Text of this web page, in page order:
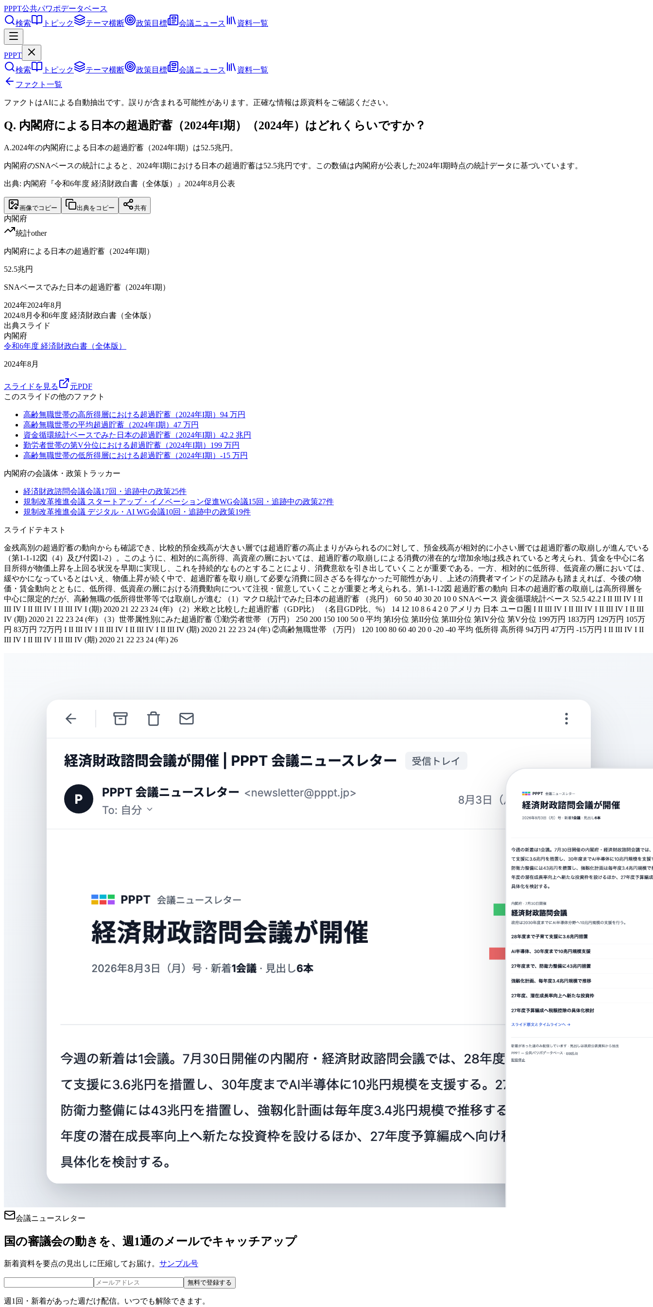
PPPT公共パワポデータベース
検索
トピック テーマ横断 政策目標 会議ニュース 資料一覧
PPPT
検索
トピック テーマ横断 政策目標 会議ニュース
資料一覧
ファクト一覧
ファクトはAIによる自動抽出です。誤りが含まれる可能性があります。正確な情報は原資料をご確認ください。
Q. 内閣府による日本の超過貯蓄（2024年I期）（2024年）はどれくらいですか？
A.2024年の内閣府による日本の超過貯蓄（2024年I期）は52.5兆円。
内閣府のSNAベースの統計によると、2024年I期における日本の超過貯蓄は52.5兆円です。この数値は内閣府が公表した2024年I期時点の統計データに基づいています。
出典: 内閣府『令和6年度 経済財政白書（全体版）』2024年8月公表
画像でコピー 出典をコピー 共有
内閣府
統計other
内閣府による日本の超過貯蓄（2024年I期）
52.5兆円
SNAベースでみた日本の超過貯蓄（2024年I期）
2024年2024年8月
2024/8月 令和6年度 経済財政白書（全体版）
出典スライド
内閣府
令和6年度 経済財政白書（全体版）
2024年8月
スライドを見る
元PDF
このスライドの他のファクト
高齢無職世帯の高所得層における超過貯蓄（2024年I期） 94 万円
高齢無職世帯の平均超過貯蓄（2024年I期） 47 万円
資金循環統計ベースでみた日本の超過貯蓄（2024年I期） 42.2 兆円
勤労者世帯の第V分位における超過貯蓄（2024年I期） 199 万円
高齢無職世帯の低所得層における超過貯蓄（2024年I期） -15 万円
内閣府の会議体・政策トラッカー
経済財政諮問会議会議17回・追跡中の政策25件
規制改革推進会議 スタートアップ・イノベーション促進WG会議15回・追跡中の政策27件
規制改革推進会議 デジタル・AI WG会議10回・追跡中の政策19件
スライドテキスト
金残高別の超過貯蓄の動向からも確認でき、比較的預金残高が大きい層では超過貯蓄の高止まりがみられるのに対して、預金残高が相対的に小さい層では超過貯蓄の取崩しが進んでいる
（第1-1-12図（4）及び付図1-2）。このように、相対的に高所得、高資産の層においては、超過貯蓄の取崩しによる消費の潜在的な増加余地は残されていると考えられ、賃金を中心に名
目所得が物価上昇を上回る状況を早期に実現し、これを持続的なものとすることにより、消費意欲を引き出していくことが重要である。一方、相対的に低所得、低資産の層においては、
緩やかになっているとはいえ、物価上昇が続く中で、超過貯蓄を取り崩して必要な消費に回さざるを得なかった可能性があり、上述の消費者マインドの足踏みも踏まえれば、今後の物
価・賃金動向とともに、低所得、低資産の層における消費動向について注視・留意していくことが重要と考えられる。第1-1-12図 超過貯蓄の動向 日本の超過貯蓄の取崩しは高所得層を
中心に限定的だが、高齢無職の低所得世帯等では取崩しが進む （1）マクロ統計でみた日本の超過貯蓄 （兆円） 60 50 40 30 20 10 0 SNAベース 資金循環統計ベース 52.5 42.2 I II III IV I II
III IV I II III IV I II III IV I (期) 2020 21 22 23 24 (年) （2）米欧と比較した超過貯蓄（GDP比） （名目GDP比、%） 14 12 10 8 6 4 2 0 アメリカ 日本 ユーロ圏 I II III IV I II III IV I II III IV I II III
IV (期) 2020 21 22 23 24 (年) （3）世帯属性別にみた超過貯蓄 ①勤労者世帯 （万円） 250 200 150 100 50 0 平均 第I分位 第II分位 第III分位 第IV分位 第V分位 199万円 183万円 129万円 105万
円 83万円 72万円 I II III IV I II III IV I II III IV I II III IV (期) 2020 21 22 23 24 (年) ②高齢無職世帯 （万円） 120 100 80 60 40 20 0 -20 -40 平均 低所得 高所得 94万円 47万円 -15万円 I II III IV I II
III IV I II III IV I II III IV (期) 2020 21 22 23 24 (年) 26
会議ニュースレター
国の審議会の動きを、週1通のメールでキャッチアップ
新着資料を要点の見出しに圧縮してお届け。 サンプル号
無料で登録する
週1回・新着があった週だけ配信。いつでも解除できます。